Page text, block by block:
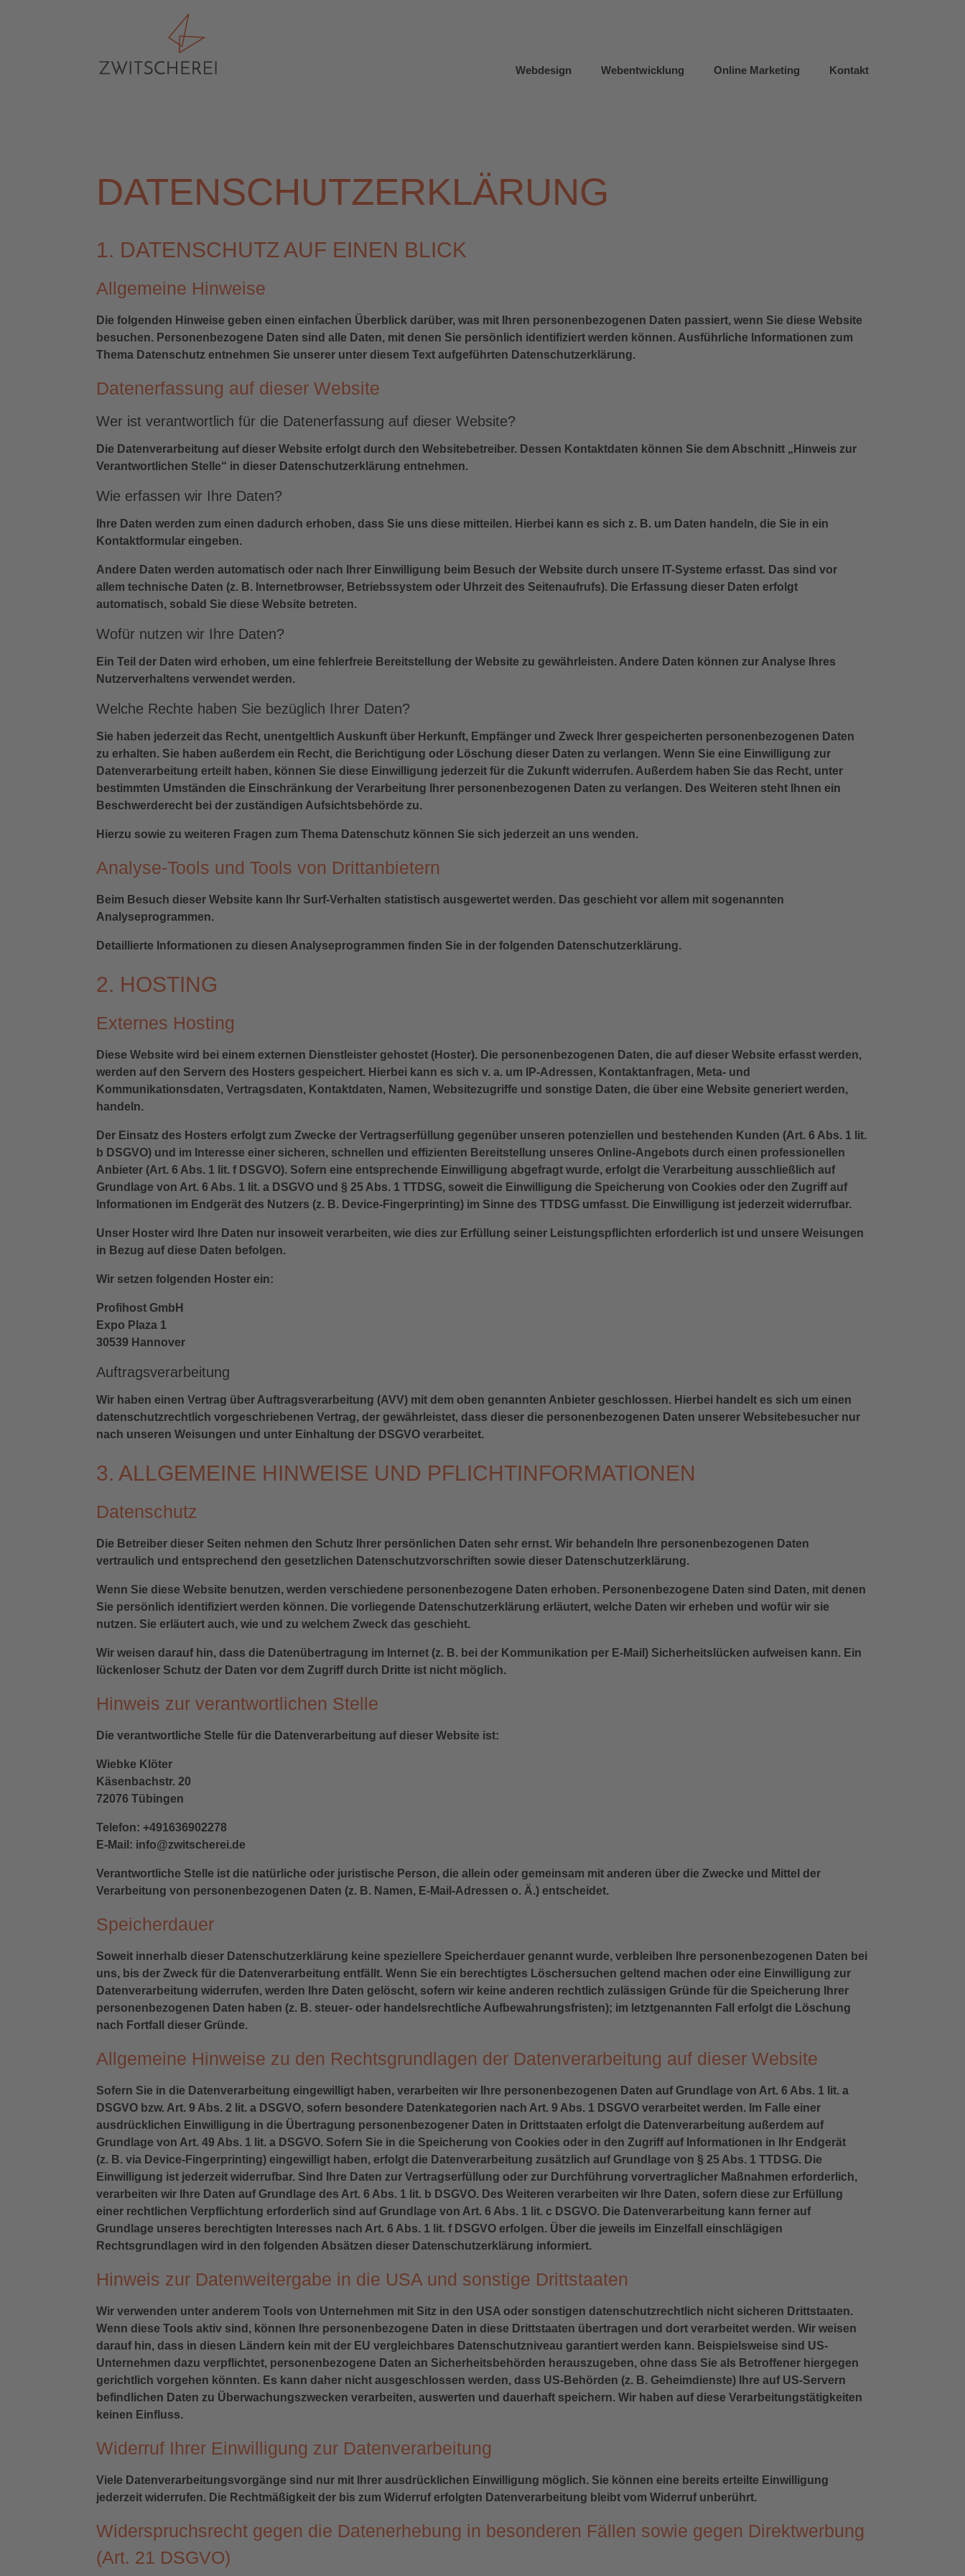
Webdesign Webentwicklung Online Marketing Kontakt
DATENSCHUTZ­ERKLÄRUNG
1. DATENSCHUTZ AUF EINEN BLICK
Allgemeine Hinweise
Die folgenden Hinweise geben einen einfachen Überblick darüber, was mit Ihren personenbezogenen Daten passiert, wenn Sie diese Website
besuchen. Personenbezogene Daten sind alle Daten, mit denen Sie persönlich identifiziert werden können. Ausführliche Informationen zum
Thema Datenschutz entnehmen Sie unserer unter diesem Text aufgeführten Datenschutzerklärung.
Datenerfassung auf dieser Website
Wer ist verantwortlich für die Datenerfassung auf dieser Website?
Die Datenverarbeitung auf dieser Website erfolgt durch den Websitebetreiber. Dessen Kontaktdaten können Sie dem Abschnitt „Hinweis zur
Verantwortlichen Stelle“ in dieser Datenschutzerklärung entnehmen.
Wie erfassen wir Ihre Daten?
Ihre Daten werden zum einen dadurch erhoben, dass Sie uns diese mitteilen. Hierbei kann es sich z. B. um Daten handeln, die Sie in ein
Kontaktformular eingeben.
Andere Daten werden automatisch oder nach Ihrer Einwilligung beim Besuch der Website durch unsere IT-Systeme erfasst. Das sind vor
allem technische Daten (z. B. Internetbrowser, Betriebssystem oder Uhrzeit des Seitenaufrufs). Die Erfassung dieser Daten erfolgt
automatisch, sobald Sie diese Website betreten.
Wofür nutzen wir Ihre Daten?
Ein Teil der Daten wird erhoben, um eine fehlerfreie Bereitstellung der Website zu gewährleisten. Andere Daten können zur Analyse Ihres
Nutzerverhaltens verwendet werden.
Welche Rechte haben Sie bezüglich Ihrer Daten?
Sie haben jederzeit das Recht, unentgeltlich Auskunft über Herkunft, Empfänger und Zweck Ihrer gespeicherten personenbezogenen Daten
zu erhalten. Sie haben außerdem ein Recht, die Berichtigung oder Löschung dieser Daten zu verlangen. Wenn Sie eine Einwilligung zur
Datenverarbeitung erteilt haben, können Sie diese Einwilligung jederzeit für die Zukunft widerrufen. Außerdem haben Sie das Recht, unter
bestimmten Umständen die Einschränkung der Verarbeitung Ihrer personenbezogenen Daten zu verlangen. Des Weiteren steht Ihnen ein
Beschwerderecht bei der zuständigen Aufsichtsbehörde zu.
Hierzu sowie zu weiteren Fragen zum Thema Datenschutz können Sie sich jederzeit an uns wenden.
Analyse-Tools und Tools von Dritt­anbietern
Beim Besuch dieser Website kann Ihr Surf-Verhalten statistisch ausgewertet werden. Das geschieht vor allem mit sogenannten
Analyseprogrammen.
Detaillierte Informationen zu diesen Analyseprogrammen finden Sie in der folgenden Datenschutzerklärung.
2. HOSTING
Externes Hosting
Diese Website wird bei einem externen Dienstleister gehostet (Hoster). Die personenbezogenen Daten, die auf dieser Website erfasst werden,
werden auf den Servern des Hosters gespeichert. Hierbei kann es sich v. a. um IP-Adressen, Kontaktanfragen, Meta- und
Kommunikationsdaten, Vertragsdaten, Kontaktdaten, Namen, Websitezugriffe und sonstige Daten, die über eine Website generiert werden,
handeln.
Der Einsatz des Hosters erfolgt zum Zwecke der Vertragserfüllung gegenüber unseren potenziellen und bestehenden Kunden (Art. 6 Abs. 1 lit.
b DSGVO) und im Interesse einer sicheren, schnellen und effizienten Bereitstellung unseres Online-Angebots durch einen professionellen
Anbieter (Art. 6 Abs. 1 lit. f DSGVO). Sofern eine entsprechende Einwilligung abgefragt wurde, erfolgt die Verarbeitung ausschließlich auf
Grundlage von Art. 6 Abs. 1 lit. a DSGVO und § 25 Abs. 1 TTDSG, soweit die Einwilligung die Speicherung von Cookies oder den Zugriff auf
Informationen im Endgerät des Nutzers (z. B. Device-Fingerprinting) im Sinne des TTDSG umfasst. Die Einwilligung ist jederzeit widerrufbar.
Unser Hoster wird Ihre Daten nur insoweit verarbeiten, wie dies zur Erfüllung seiner Leistungspflichten erforderlich ist und unsere Weisungen
in Bezug auf diese Daten befolgen.
Wir setzen folgenden Hoster ein:
Profihost GmbH
Expo Plaza 1
30539 Hannover
Auftragsverarbeitung
Wir haben einen Vertrag über Auftragsverarbeitung (AVV) mit dem oben genannten Anbieter geschlossen. Hierbei handelt es sich um einen
datenschutzrechtlich vorgeschriebenen Vertrag, der gewährleistet, dass dieser die personenbezogenen Daten unserer Websitebesucher nur
nach unseren Weisungen und unter Einhaltung der DSGVO verarbeitet.
3. ALLGEMEINE HINWEISE UND PFLICHT­INFORMATIONEN
Datenschutz
Die Betreiber dieser Seiten nehmen den Schutz Ihrer persönlichen Daten sehr ernst. Wir behandeln Ihre personenbezogenen Daten
vertraulich und entsprechend den gesetzlichen Datenschutzvorschriften sowie dieser Datenschutzerklärung.
Wenn Sie diese Website benutzen, werden verschiedene personenbezogene Daten erhoben. Personenbezogene Daten sind Daten, mit denen
Sie persönlich identifiziert werden können. Die vorliegende Datenschutzerklärung erläutert, welche Daten wir erheben und wofür wir sie
nutzen. Sie erläutert auch, wie und zu welchem Zweck das geschieht.
Wir weisen darauf hin, dass die Datenübertragung im Internet (z. B. bei der Kommunikation per E-Mail) Sicherheitslücken aufweisen kann. Ein
lückenloser Schutz der Daten vor dem Zugriff durch Dritte ist nicht möglich.
Hinweis zur verantwortlichen Stelle
Die verantwortliche Stelle für die Datenverarbeitung auf dieser Website ist:
Wiebke Klöter
Käsenbachstr. 20
72076 Tübingen
Telefon: +491636902278
E-Mail: info@zwitscherei.de
Verantwortliche Stelle ist die natürliche oder juristische Person, die allein oder gemeinsam mit anderen über die Zwecke und Mittel der
Verarbeitung von personenbezogenen Daten (z. B. Namen, E-Mail-Adressen o. Ä.) entscheidet.
Speicherdauer
Soweit innerhalb dieser Datenschutzerklärung keine speziellere Speicherdauer genannt wurde, verbleiben Ihre personenbezogenen Daten bei
uns, bis der Zweck für die Datenverarbeitung entfällt. Wenn Sie ein berechtigtes Löschersuchen geltend machen oder eine Einwilligung zur
Datenverarbeitung widerrufen, werden Ihre Daten gelöscht, sofern wir keine anderen rechtlich zulässigen Gründe für die Speicherung Ihrer
personenbezogenen Daten haben (z. B. steuer- oder handelsrechtliche Aufbewahrungsfristen); im letztgenannten Fall erfolgt die Löschung
nach Fortfall dieser Gründe.
Allgemeine Hinweise zu den Rechtsgrundlagen der Datenverarbeitung auf dieser Website
Sofern Sie in die Datenverarbeitung eingewilligt haben, verarbeiten wir Ihre personenbezogenen Daten auf Grundlage von Art. 6 Abs. 1 lit. a
DSGVO bzw. Art. 9 Abs. 2 lit. a DSGVO, sofern besondere Datenkategorien nach Art. 9 Abs. 1 DSGVO verarbeitet werden. Im Falle einer
ausdrücklichen Einwilligung in die Übertragung personenbezogener Daten in Drittstaaten erfolgt die Datenverarbeitung außerdem auf
Grundlage von Art. 49 Abs. 1 lit. a DSGVO. Sofern Sie in die Speicherung von Cookies oder in den Zugriff auf Informationen in Ihr Endgerät
(z. B. via Device-Fingerprinting) eingewilligt haben, erfolgt die Datenverarbeitung zusätzlich auf Grundlage von § 25 Abs. 1 TTDSG. Die
Einwilligung ist jederzeit widerrufbar. Sind Ihre Daten zur Vertragserfüllung oder zur Durchführung vorvertraglicher Maßnahmen erforderlich,
verarbeiten wir Ihre Daten auf Grundlage des Art. 6 Abs. 1 lit. b DSGVO. Des Weiteren verarbeiten wir Ihre Daten, sofern diese zur Erfüllung
einer rechtlichen Verpflichtung erforderlich sind auf Grundlage von Art. 6 Abs. 1 lit. c DSGVO. Die Datenverarbeitung kann ferner auf
Grundlage unseres berechtigten Interesses nach Art. 6 Abs. 1 lit. f DSGVO erfolgen. Über die jeweils im Einzelfall einschlägigen
Rechtsgrundlagen wird in den folgenden Absätzen dieser Datenschutzerklärung informiert.
Hinweis zur Datenweitergabe in die USA und sonstige Drittstaaten
Wir verwenden unter anderem Tools von Unternehmen mit Sitz in den USA oder sonstigen datenschutzrechtlich nicht sicheren Drittstaaten.
Wenn diese Tools aktiv sind, können Ihre personenbezogene Daten in diese Drittstaaten übertragen und dort verarbeitet werden. Wir weisen
darauf hin, dass in diesen Ländern kein mit der EU vergleichbares Datenschutzniveau garantiert werden kann. Beispielsweise sind US-
Unternehmen dazu verpflichtet, personenbezogene Daten an Sicherheitsbehörden herauszugeben, ohne dass Sie als Betroffener hiergegen
gerichtlich vorgehen könnten. Es kann daher nicht ausgeschlossen werden, dass US-Behörden (z. B. Geheimdienste) Ihre auf US-Servern
befindlichen Daten zu Überwachungszwecken verarbeiten, auswerten und dauerhaft speichern. Wir haben auf diese Verarbeitungstätigkeiten
keinen Einfluss.
Widerruf Ihrer Einwilligung zur Datenverarbeitung
Viele Datenverarbeitungsvorgänge sind nur mit Ihrer ausdrücklichen Einwilligung möglich. Sie können eine bereits erteilte Einwilligung
jederzeit widerrufen. Die Rechtmäßigkeit der bis zum Widerruf erfolgten Datenverarbeitung bleibt vom Widerruf unberührt.
Widerspruchsrecht gegen die Datenerhebung in besonderen Fällen sowie gegen Direktwerbung
(Art. 21 DSGVO)